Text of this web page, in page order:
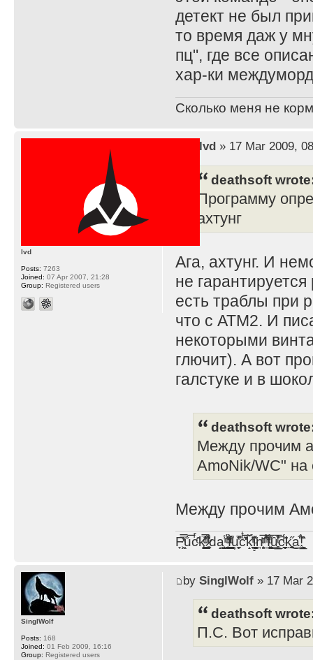
детект не был
то время даж у
пц", где все
хар-ки
Сколько меня не
lvd» 17 Mar 2009,
deathsoft
Программу
ахтунг
Ага, ахтунг. И
не
есть траблы при
что с АТМ2. И
некоторыми
глючит). А вот
галстуке и в
deathsoft
Между прочим
AmoNik/WC"
Между прочим
F̞͖̭̿̔ͯu̐̅cͬ̑ͩk̨̤̳͇̮̭̪̠̽̿̓̆ͭͩ ̷̩̰͎̩͓̘̾̀ͬ̊ͭ͛ͅda̝̺͙̬͎̝̾͟ ̰̜̝̯͉̯̖̓̎́ͨ̽ͫ͟f̟͇̭̀ͬͨͭ̐̚u̹̼̹̗̞͑̔͂͐̚cͭ̅̊̆̒̆ǩ̝̩̯́ͥ̔̍̑ḭ͓͍̳̬ͦ̽͂n͍͎͈̈̅ͩͬ ̊ͫ̂̾̑̈́f̲͚͉͓͗̋́ͧͦ̅ȗ͇̲̻͈̲̅̎͗͒ͭ͡c̬̟̠̹̯̈́ͩ͘ͅk̫̠̻̋͜a̲͒̾̇!͙͕̺͉̗̩̲̂̏̄̀
lvd
Posts: 7263
Joined: 07 Apr 2007, 21:28
Group: Registered users
by SinglWolf» 17 Mar
deathsoft
П.С. Вот
SinglWolf
Posts: 168
Joined: 01 Feb 2009, 16:16
Group: Registered users